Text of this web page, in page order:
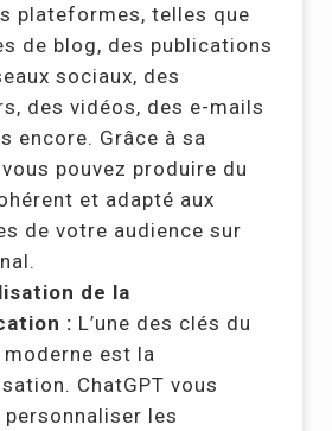
plateformes, telles que
de blog, des publications
sociaux, des
des vidéos, des e-mails
encore. Grâce à sa
pouvez produire du
et adapté aux
de votre audience sur
de la
: L’une des clés du
est la
ChatGPT vous
personnaliser les